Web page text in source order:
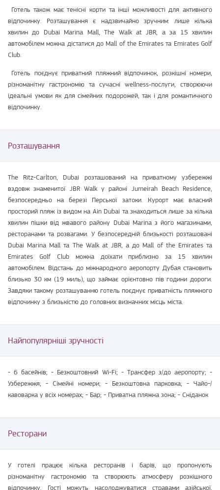
Готель також має тенісні корти та інші можливості для активного
відпочинку. Розташування є надзвичайно зручним: лише кілька
хвилин до Dubai Marina Mall, The Walk at JBR, а за 15 хвилин
автомобілем можна дістатися до Mall of the Emirates та Emirates Golf
Club.
Готель поєднує приватний пляжний відпочинок, розкішні номери,
різноманітну гастрономію та сучасні wellness‑послуги, створюючи
ідеальні умови як для сімейних подорожей, так і для романтичного
відпочинку.
Розташування
The Ritz-Carlton, Dubai розташований на приватному узбережжі
вздовж знаменитої JBR Walk у районі Jumeirah Beach Residence,
безпосередньо на березі Перської затоки. Курорт має власний
просторий пляж із видом на Ain Dubai та знаходиться лише за кілька
хвилин пішки від жвавого району Dubai Marina з його магазинами,
ресторанами та розвагами. У безпосередній близькості розташовані
Dubai Marina Mall та The Walk at JBR, а до Mall of the Emirates та
Emirates Golf Club можна доїхати приблизно за 15 хвилин
автомобілем. Відстань до міжнародного аеропорту Дубая становить
близько 30 км (19 миль), що займає орієнтовно пів години дороги.
Завдяки такому розташуванню готель поєднує приватність пляжного
відпочинку з близькістю до головних визначних місць міста.
Найпопулярніші зручності
- 6 басейнів; - Безкоштовний Wi-Fi; - Трансфер з/до аеропорту; -
Узбережжя; - Сімейні номери; - Безкоштовна парковка; - Чайо-/
кавоварка у всіх номерах; - Бар; - Приватна пляжна зона; - Сніданок
Ресторани
У готелі працює кілька ресторанів і барів, що пропонують
різноманітну гастрономію та створюють атмосферу розкішного
відпочинку. Гості можуть насолоджуватися стравами азійської,